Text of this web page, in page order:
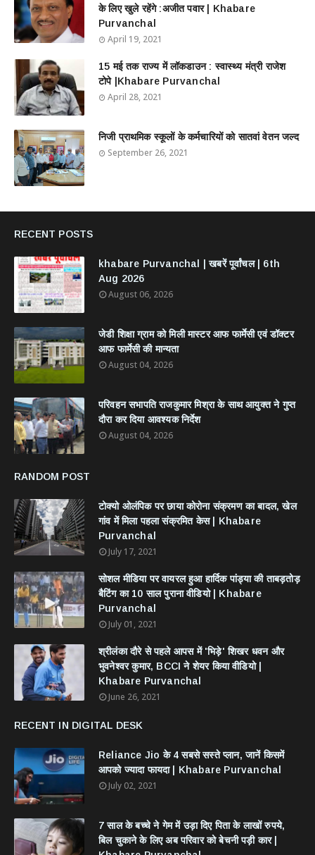
के लिए खुले रहेंगे :अजीत पवार | Khabare
Purvanchal
April 19, 2021
15 मई तक राज्य में लॉकडाउन : स्वास्थ्य मंत्री राजेश
टोपे |Khabare Purvanchal
April 28, 2021
निजी प्राथमिक स्कूलों के कर्मचारियों को सातवां वेतन जल्द
September 26, 2021
RECENT POSTS
khabare Purvanchal | खबरें पूर्वांचल | 6th
Aug 2026
August 06, 2026
जेडी शिक्षा ग्राम को मिली मास्टर आफ फार्मेसी एवं डॉक्टर
आफ फार्मेसी की मान्यता
August 04, 2026
परिवहन सभापति राजकुमार मिश्रा के साथ आयुक्त ने गुप्त
दौरा कर दिया आवश्यक निर्देश
August 04, 2026
RANDOM POST
टोक्यो ओलंपिक पर छाया कोरोना संक्रमण का बादल, खेल
गांव में मिला पहला संक्रमित केस | Khabare
Purvanchal
July 17, 2021
सोशल मीडिया पर वायरल हुआ हार्दिक पांड्या की ताबड़तोड़
बैटिंग का 10 साल पुराना वीडियो | Khabare
Purvanchal
July 01, 2021
श्रीलंका दौरे से पहले आपस में 'भिड़े' शिखर धवन और
भुवनेश्वर कुमार, BCCI ने शेयर किया वीडियो |
Khabare Purvanchal
June 26, 2021
RECENT IN DIGITAL DESK
Reliance Jio के 4 सबसे सस्ते प्लान, जानें किसमें
आपको ज्यादा फायदा | Khabare Purvanchal
July 02, 2021
7 साल के बच्चे ने गेम में उड़ा दिए पिता के लाखों रुपये,
बिल चुकाने के लिए अब परिवार को बेचनी पड़ी कार |